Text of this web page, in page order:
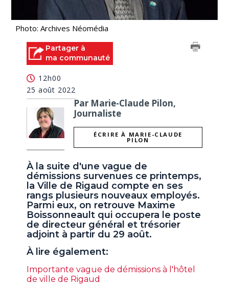
Photo: Archives Néomédia
Partager à
ma communauté
12h00
25 août 2022
Par Marie-Claude Pilon,
Journaliste
ÉCRIRE À MARIE-CLAUDE
PILON
À la suite d'une vague de
démissions survenues ce printemps,
la Ville de Rigaud compte en ses
rangs plusieurs nouveaux employés.
Parmi eux, on retrouve Maxime
Boissonneault qui occupera le poste
de directeur général et trésorier
adjoint à partir du 29 août.
À lire également:
Importante vague de démissions à l'hôtel
de ville de Rigaud